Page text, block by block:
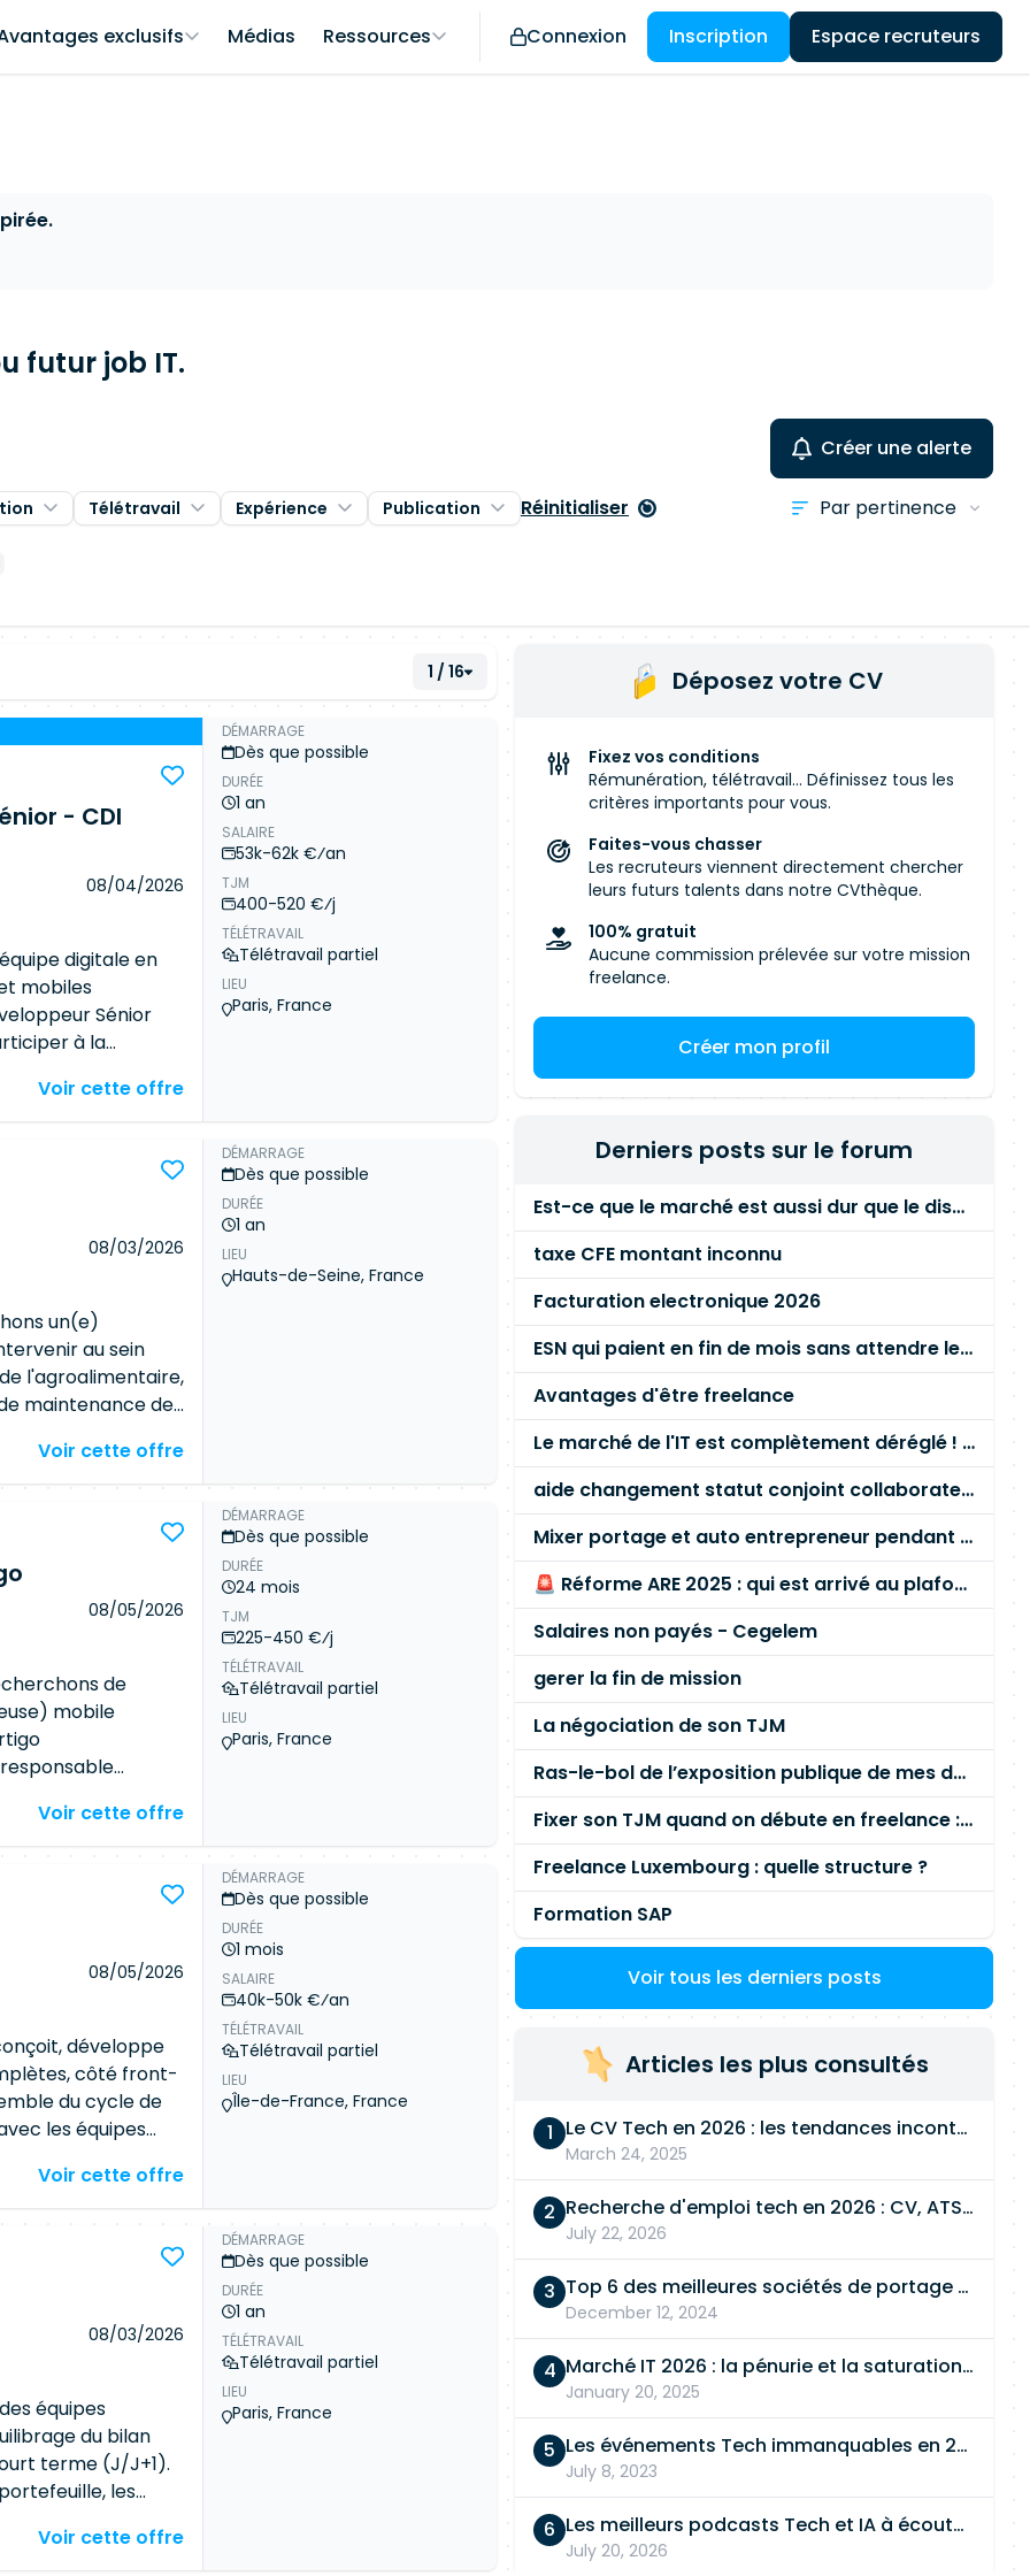
exclusifs Médias Ressources Connexion Inscription Espace recruteurs
futur job IT.
Créer une alerte
Télétravail Expérience Publication Réinitialiser
1 / 16
- CDI
08/04/2026
digitale en
mobiles
Sénior
à la
rejoindrez une
qualité,
de
web et
et évolutive
de
Concevoir et
la qualité du
pratiques
développeurs, le
et corriger les
l'amélioration
Voir cette offre
DÉMARRAGE
Dès que possible
DURÉE
1 an
SALAIRE
53k-62k €⁄an
TJM
400-520 €⁄j
TÉLÉTRAVAIL
Télétravail partiel
LIEU
Paris, France
08/03/2026
un(e)
au sein
l'agroalimentaire,
maintenance de
groupe de la
des applications
fonctionnelle
et
et
SQL et Java)
données
aux tests
et évolutive
Voir cette offre
DÉMARRAGE
Dès que possible
DURÉE
1 an
LIEU
Hauts-de-Seine, France
08/05/2026
de
mobile
/ encaissement
pourra
sur le support de
par l'équipe.
: à partir du
(renouvelables)
Voir cette offre
DÉMARRAGE
Dès que possible
DURÉE
24 mois
TJM
225-450 €⁄j
TÉLÉTRAVAIL
Télétravail partiel
LIEU
Paris, France
08/05/2026
développe
côté front-
du cycle de
les équipes
et back-end
d'architecture
avec les
documentation
la performance et
Fonctionnalités
source propre,
sprints
Voir cette offre
DÉMARRAGE
Dès que possible
DURÉE
1 mois
SALAIRE
40k-50k €⁄an
TÉLÉTRAVAIL
Télétravail partiel
LIEU
Île-de-France, France
08/03/2026
équipes
du bilan
terme (J/J+1).
les
avec les
Voir cette offre
DÉMARRAGE
Dès que possible
DURÉE
1 an
TÉLÉTRAVAIL
Télétravail partiel
LIEU
Paris, France
Déposez votre CV
Fixez vos conditions
Rémunération, télétravail... Définissez tous les
critères importants pour vous.
Faites-vous chasser
Les recruteurs viennent directement chercher
leurs futurs talents dans notre CVthèque.
100% gratuit
Aucune commission prélevée sur votre mission
freelance.
Créer mon profil
Derniers posts sur le forum
Est-ce que le marché est aussi dur que le disent les commerciaux ?
taxe CFE montant inconnu
Facturation electronique 2026
ESN qui paient en fin de mois sans attendre le paiement client ?
Avantages d'être freelance
Le marché de l'IT est complètement déréglé ! STOP à cette mascarade ! Il faut s'unir et résister !
aide changement statut conjoint collaborateur
Mixer portage et auto entrepreneur pendant des années - quel risque ?
🚨 Réforme ARE 2025 : qui est arrivé au plafond des 60 % en gardant son entreprise ?
Salaires non payés - Cegelem
gerer la fin de mission
La négociation de son TJM
Ras-le-bol de l’exposition publique de mes données personnelles liées à mon entreprise
Fixer son TJM quand on débute en freelance : la méthode mathématique (et pas au feeling) 🛑
Freelance Luxembourg : quelle structure ?
Formation SAP
Voir tous les derniers posts
Articles les plus consultés
Le CV Tech en 2026 : les tendances incontournables
March 24, 2025
Recherche d'emploi tech en 2026 : CV, ATS, entretien… On vous dit tout
July 22, 2026
Top 6 des meilleures sociétés de portage salarial
December 12, 2024
Marché IT 2026 : la pénurie et la saturation, en même temps
January 20, 2025
Les événements Tech immanquables en 2026
July 8, 2023
Les meilleurs podcasts Tech et IA à écouter en 2026
July 20, 2026